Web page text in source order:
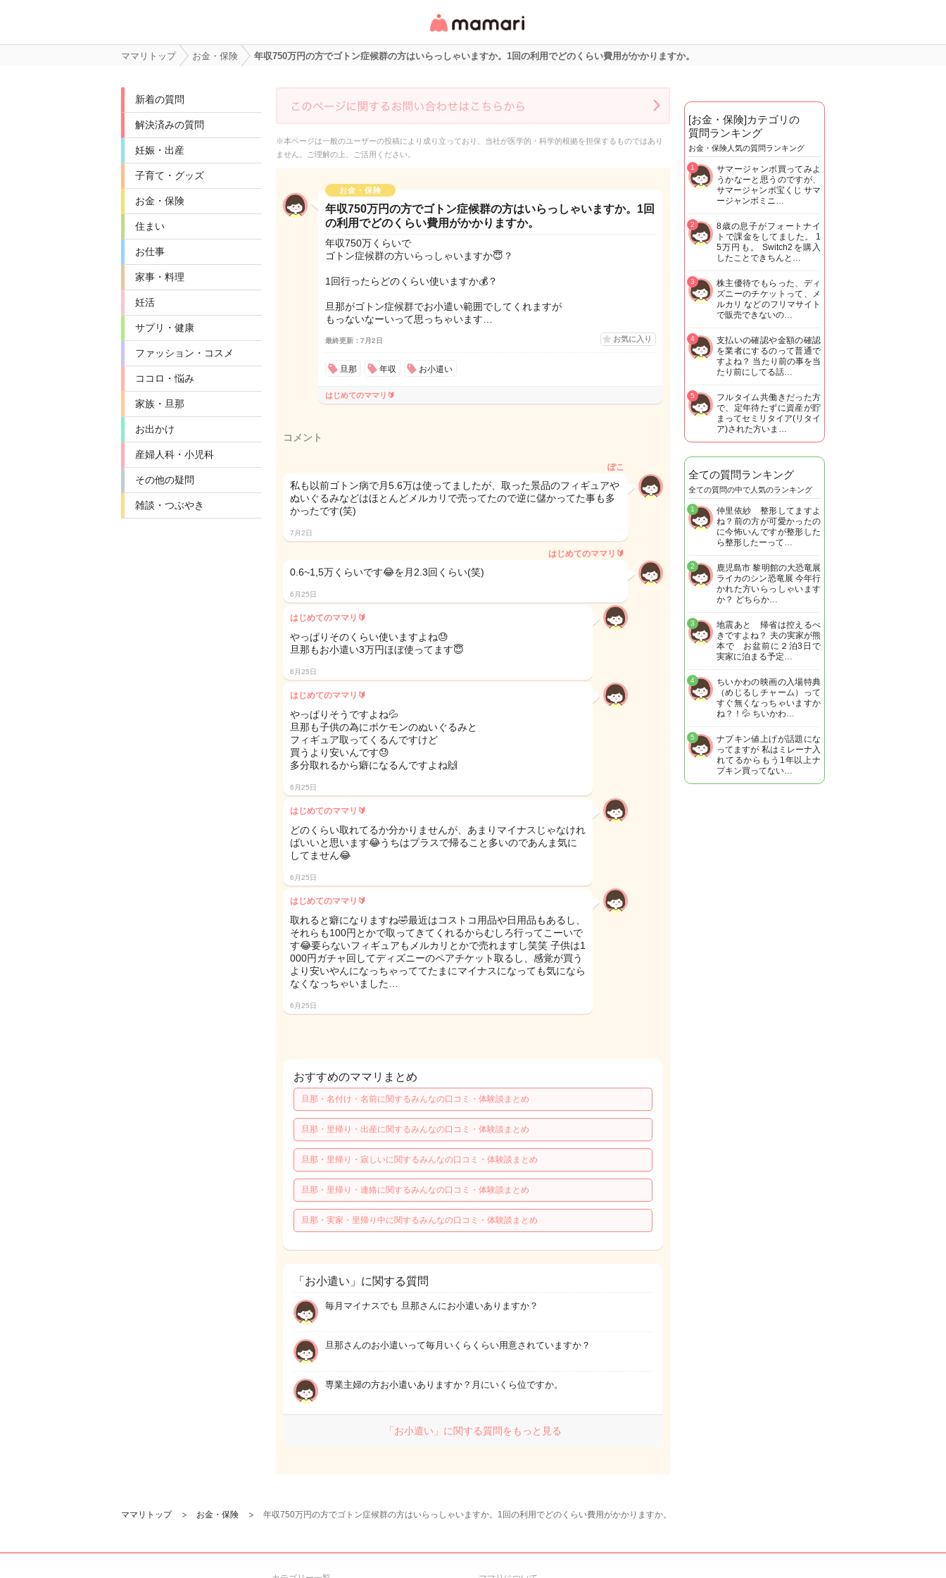
リ・情報サイト
ママリトップ お金・保険 年収750万円の方でゴトン症候群の方はいらっしゃいますか。1回の利用でどのくらい費用がかかりますか。
新着の質問
解決済みの質問
妊娠・出産
子育て・グッズ
お金・保険
住まい
お仕事
家事・料理
妊活
サプリ・健康
ファッション・コスメ
ココロ・悩み
家族・旦那
お出かけ
産婦人科・小児科
その他の疑問
雑談・つぶやき
※本ページは一般のユーザーの投稿により成り立っており、当社が医学的・科学的根拠を担保するものではあり
ません。ご理解の上、ご活用ください。
お金・保険
年収750万円の方でゴトン症候群の方はいらっしゃいますか。1回
の利用でどのくらい費用がかかりますか。
年収750万くらいで
ゴトン症候群の方いらっしゃいますか😇？
1回行ったらどのくらい使いますか💰？
旦那がゴトン症候群でお小遣い範囲でしてくれますが
もっないなーいって思っちゃいます…
最終更新：7月2日 お気に入り
旦那 年収 お小遣い
はじめてのママリ🔰
コメント
ぽこ
私も以前ゴトン病で月5.6万は使ってましたが、取った景品のフィギュアや
ぬいぐるみなどはほとんどメルカリで売ってたので逆に儲かってた事も多
かったです(笑)
7月2日
はじめてのママリ🔰
0.6~1,5万くらいです😂を月2.3回くらい(笑)
6月25日
はじめてのママリ🔰
やっぱりそのくらい使いますよね😓
旦那もお小遣い3万円ほぼ使ってます😇
6月25日
はじめてのママリ🔰
やっぱりそうですよね💦
旦那も子供の為にポケモンのぬいぐるみと
フィギュア取ってくるんですけど
買うより安いんです😓
多分取れるから癖になるんですよね🙌
6月25日
はじめてのママリ🔰
どのくらい取れてるか分かりませんが、あまりマイナスじゃなけれ
ばいいと思います😂うちはプラスで帰ること多いのであんま気に
してません😂
6月25日
はじめてのママリ🔰
取れると癖になりますね🤣最近はコストコ用品や日用品もあるし、
それらも100円とかで取ってきてくれるからむしろ行ってこーいで
す😂要らないフィギュアもメルカリとかで売れますし笑笑 子供は1
000円ガチャ回してディズニーのペアチケット取るし、感覚が買う
より安いやんになっちゃっててたまにマイナスになっても気になら
なくなっちゃいました…
6月25日
おすすめのママリまとめ
旦那・名付け・名前に関するみんなの口コミ・体験談まとめ
旦那・里帰り・出産に関するみんなの口コミ・体験談まとめ
旦那・里帰り・寂しいに関するみんなの口コミ・体験談まとめ
旦那・里帰り・連絡に関するみんなの口コミ・体験談まとめ
旦那・実家・里帰り中に関するみんなの口コミ・体験談まとめ
「お小遣い」に関する質問
毎月マイナスでも 旦那さんにお小遣いありますか？
旦那さんのお小遣いって毎月いくらくらい用意されていますか？
専業主婦の方お小遣いありますか？月にいくら位ですか。
「お小遣い」に関する質問をもっと見る
[お金・保険]カテゴリの
質問ランキング
お金・保険人気の質問ランキング
サマージャンボ買ってみよ
うかなーと思うのですが、
サマージャンボ宝くじ サマ
ージャンボミニ…
1
8歳の息子がフォートナイ
トで課金をしてました。 1
5万円も。 Switch2を購入
したことできちんと…
2
株主優待でもらった、ディ
ズニーのチケットって、メ
ルカリ などのフリマサイト
で販売できないの…
3
支払いの確認や金額の確認
を業者にするのって普通で
すよね？ 当たり前の事を当
たり前にしてる話…
4
フルタイム共働きだった方
で、定年待たずに資産が貯
まってセミリタイア(リタイ
ア)された方いま…
5
全ての質問ランキング
全ての質問の中で人気のランキング
仲里依紗 整形してますよ
ね？前の方が可愛かったの
に今怖いんですが整形した
ら整形したーって…
1
鹿児島市 黎明館の大恐竜展
ライカのシン恐竜展 今年行
かれた方いらっしゃいます
か？ どちらか…
2
地震あと 帰省は控えるべ
きですよね？ 夫の実家が熊
本で お盆前に２泊3日で
実家に泊まる予定…
3
ちいかわの映画の入場特典
（めじるしチャーム）って
すぐ無くなっちゃいますか
ね？！💦 ちいかわ…
4
ナプキン値上げが話題にな
ってますが 私はミレーナ入
れてるからもう1年以上ナ
プキン買ってない…
5
ママリトップ お金・保険 年収750万円の方でゴトン症候群の方はいらっしゃいますか。1回の利用でどのくらい費用がかかりますか。